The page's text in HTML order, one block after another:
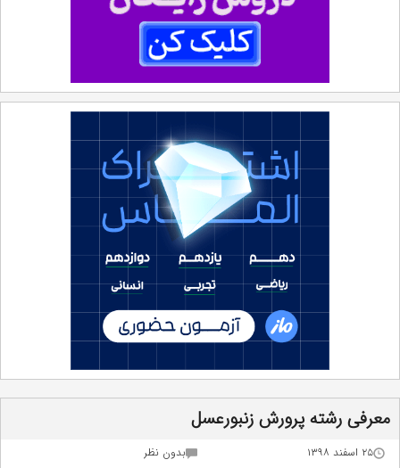
معرفی رشته پرورش زنبورعسل
۲۵ اسفند ۱۳۹۸ بدون نظر